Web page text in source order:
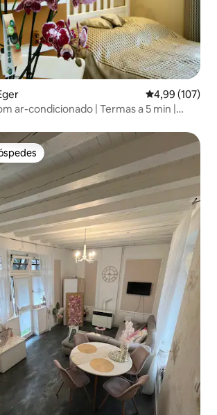
4,99 de uma
4,99 (107)
ar-condicionado | Termas a 5 min |